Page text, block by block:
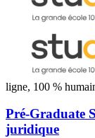
ligne, 100 %
Pré-Graduate
juridique